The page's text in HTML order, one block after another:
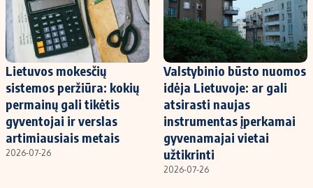
Lietuvos mokesčių
sistemos peržiūra: kokių
permainų gali tikėtis
gyventojai ir verslas
artimiausiais metais
2026-07-26
Valstybinio būsto nuomos
idėja Lietuvoje: ar gali
atsirasti naujas
instrumentas įperkamai
gyvenamajai vietai
užtikrinti
2026-07-26